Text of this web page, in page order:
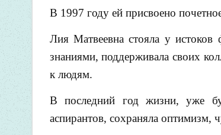
В 1997 году ей присвоено
Лия Матвеевна стояла у
знаниями, поддерживала своих
к людям.
В последний год жизни, уже
аспирантов, сохраняла